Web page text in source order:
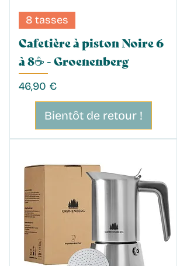
8 tasses
Cafetière à piston Noire 6
à 8☕️ - Groenenberg
Prix
46,90 €
Bientôt de retour !